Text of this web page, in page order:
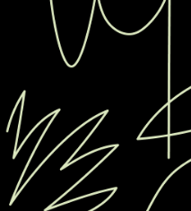
Россия
Мир
Команда